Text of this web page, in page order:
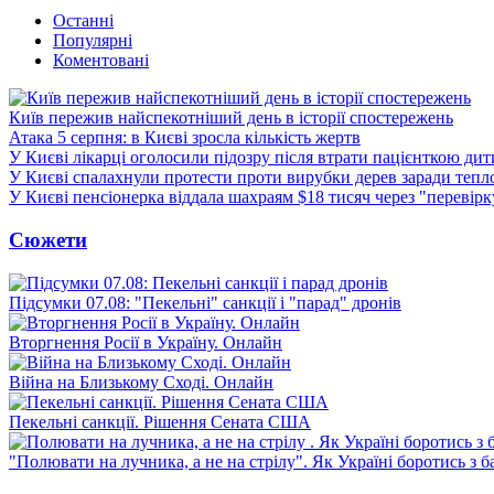
Останні
Популярні
Коментовані
Київ пережив найспекотніший день в історії спостережень
Атака 5 серпня: в Києві зросла кількість жертв
У Києві лікарці оголосили підозру після втрати пацієнткою
У Києві спалахнули протести проти вирубки дерев заради
У Києві пенсіонерка віддала шахраям $18 тисяч через
Сюжети
Підсумки 07.08: "Пекельні" санкції і "парад" дронів
Вторгнення Росії в Україну. Онлайн
Війна на Близькому Сході. Онлайн
Пекельні санкції. Рішення Сената США
"Полювати на лучника, а не на стрілу". Як Україні боротись з